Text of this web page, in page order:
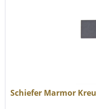
Schiefer Marmor